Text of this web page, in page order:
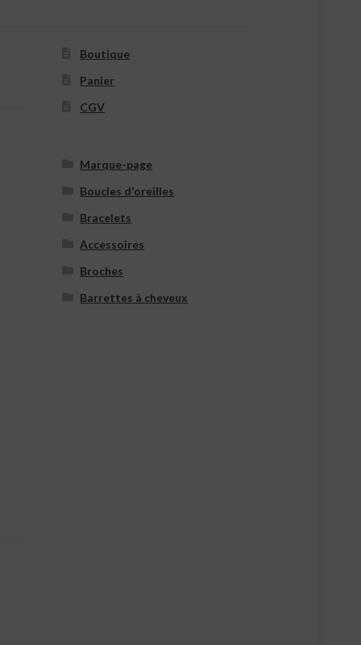
Boutique
Panier
CGV
Marque-page
Boucles d'oreilles
Bracelets
Accessoires
Broches
Barrettes à cheveux